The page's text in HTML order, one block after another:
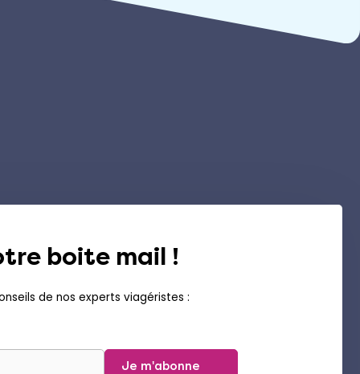
boite mail !
de nos experts viagéristes :
Je m'abonne